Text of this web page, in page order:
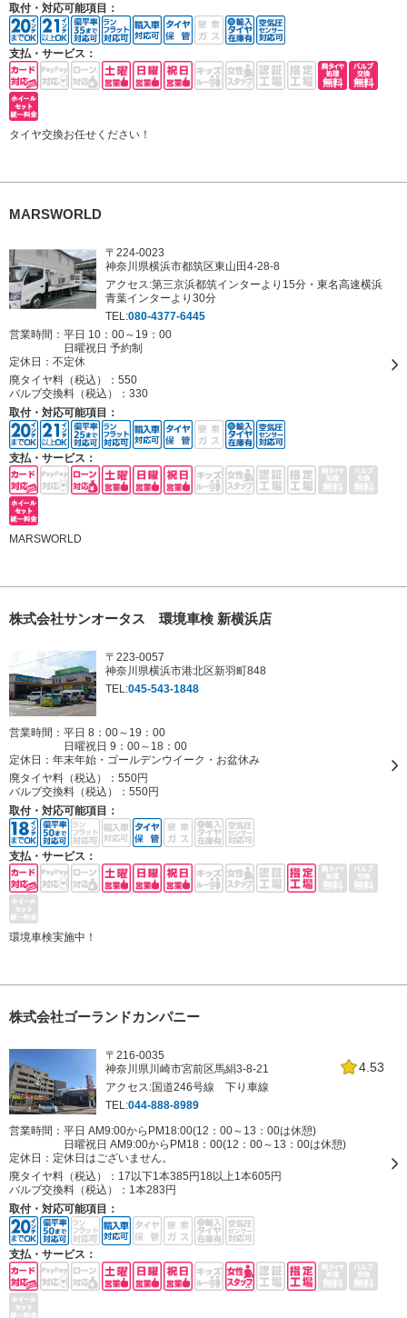
取付・対応可能項目：
支払・サービス：
タイヤ交換お任せください！
MARSWORLD
〒224-0023
神奈川県横浜市都筑区東山田4-28-8
アクセス:第三京浜都筑インターより15分・東名高速横浜
青葉インターより30分
TEL:080-4377-6445
営業時間：平日 10：00～19：00
日曜祝日 予約制
定休日： 不定休
廃タイヤ料（税込）： 550
バルブ交換料（税込）： 330
取付・対応可能項目：
支払・サービス：
MARSWORLD
株式会社サンオータス 環境車検 新横浜店
〒223-0057
神奈川県横浜市港北区新羽町848
TEL:045-543-1848
営業時間：平日 8：00～19：00
日曜祝日 9：00～18：00
定休日： 年末年始・ゴールデンウイーク・お盆休み
廃タイヤ料（税込）： 550円
バルブ交換料（税込）： 550円
取付・対応可能項目：
支払・サービス：
環境車検実施中！
株式会社ゴーランドカンパニー
4.53
〒216-0035
神奈川県川崎市宮前区馬絹3-8-21
アクセス:国道246号線 下り車線
TEL:044-888-8989
営業時間：平日 AM9:00からPM18:00(12：00～13：00は休憩)
日曜祝日 AM9:00からPM18：00(12：00～13：00は休憩)
定休日： 定休日はございません。
廃タイヤ料（税込）： 17以下1本385円18以上1本605円
バルブ交換料（税込）： 1本283円
取付・対応可能項目：
支払・サービス：